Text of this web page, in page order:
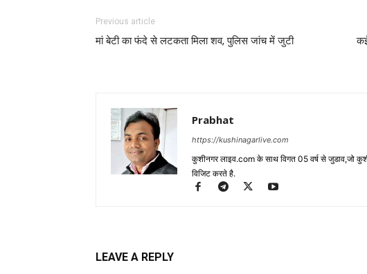
Previous article
मां बेटी का फंदे से लटकता मिला शव, पुलिस जांच में जुटी
Prabhat
https://kushinagarlive.com
कुशीनगर लाइव.com के साथ विगत 05 वर्ष से जुडाव,जो
विजिट करते है.
LEAVE A REPLY